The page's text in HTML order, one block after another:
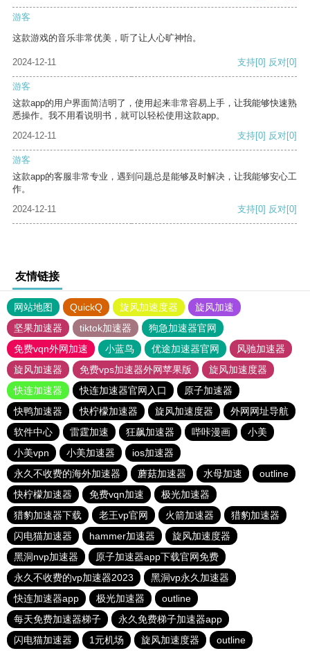
游客
这款游戏的音乐非常优美，听了让人心旷神怡。
2024-12-11 支持[0] 反对[0]
游客
这款app的用户界面简洁明了，使用起来非常容易上手，让我能够快速熟
悉操作。我不用看说明书，就可以轻松使用这款app。
2024-12-11
支持[0] 反对[0]
游客
这款app的客服非常专业，遇到问题总是能够及时解决，让我能够安心工
作。
2024-12-11
支持[0] 反对[0]
友情链接
网站地图 QuickQ 旋风加速度器
旋风加速
坚果加速器
tiktok加速器
狗急加速器官网
免费vqn外网加速
小蓝鸟 优途加速器官网
风驰加速器
旋风加速器
免费vps加速器外网苹果版
旋风加速度器
快连加速器
快连加速器官网入口
原子加速器
快鸭加速器
快柠檬加速器 旋风加速度器
外网网址导航
软件中心
雷霆加速 狂飙加速器 哔咔漫画
小美
小美vpn
小美加速器
ios加速器
永久不收费的海外加速器
蘑菇加速器 水母加速
outline
快柠檬加速器
免费vqn加速
极光加速器
猎豹加速器下载
老王vp官网 火箭加速器
猎豹加速器
闪电猫加速器
hammer加速器
旋风加速度器
黑洞nvp加速器
原子加速器app下载官网免费
永久不收费的vp加速器2023
黑洞vp永久加速器
快连加速器app
极光加速器
outline
每天免费加速器梯子
永久免费梯子加速器app
闪电猫加速器
1元机场 旋风加速度器 outline